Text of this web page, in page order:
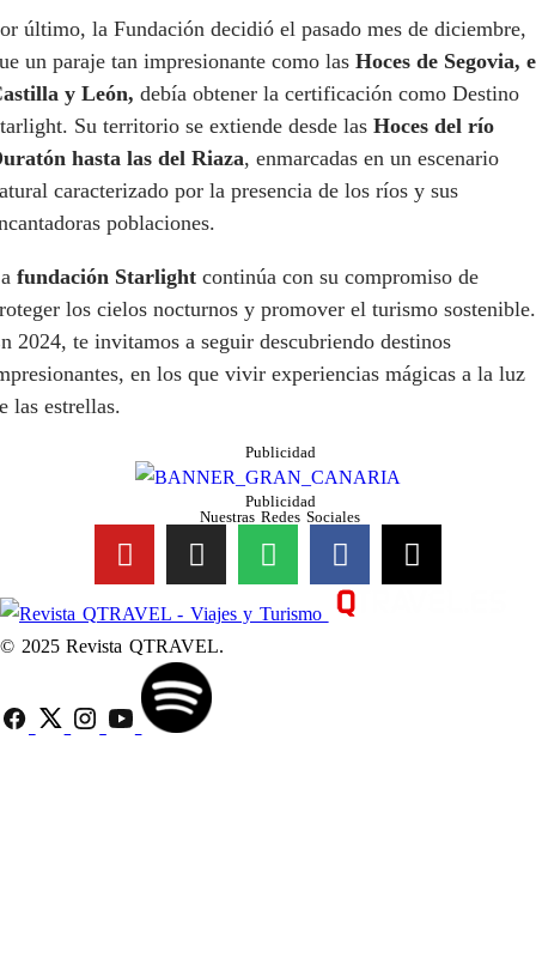
último, la Fundación decidió el pasado mes de diciembre,
un paraje tan impresionante como las Hoces de Segovia,
y León, debía obtener la certificación como Destino
Su territorio se extiende desde las Hoces del río
hasta las del Riaza, enmarcadas en un escenario
caracterizado por la presencia de los ríos y sus
poblaciones.
fundación Starlight continúa con su compromiso de
los cielos nocturnos y promover el turismo sostenible.
2024, te invitamos a seguir descubriendo destinos
en los que vivir experiencias mágicas a la luz
las estrellas.
Publicidad
Publicidad
Nuestras Redes Sociales
© 2025 Revista QTRAVEL.